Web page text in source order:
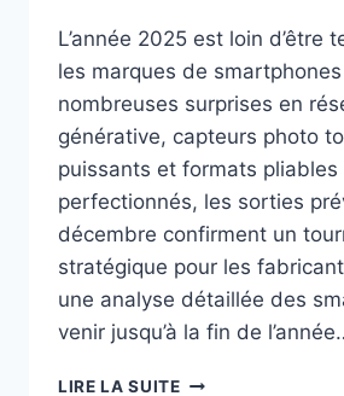
L’année 2025 est loin d’être
les marques de
nombreuses surprises en
générative, capteurs photo
puissants et formats pliables
perfectionnés, les sorties
décembre confirment un
stratégique pour les
une analyse détaillée des
venir jusqu’à la fin de
LIRE LA SUITELES